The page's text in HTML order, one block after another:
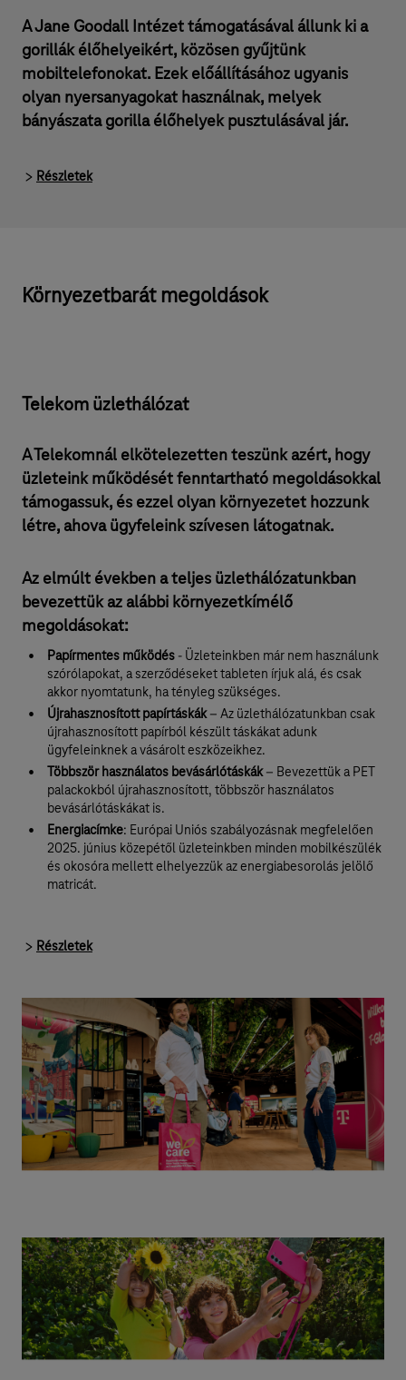
A Jane Goodall Intézet támogatásával állunk ki a
gorillák élőhelyeikért, közösen gyűjtünk
mobiltelefonokat. Ezek előállításához ugyanis
olyan nyersanyagokat használnak, melyek
bányászata gorilla élőhelyek pusztulásával jár.
Részletek
Környezetbarát megoldások
Telekom üzlethálózat
A Telekomnál elkötelezetten teszünk azért, hogy
üzleteink működését fenntartható megoldásokkal
támogassuk, és ezzel olyan környezetet hozzunk
létre, ahova ügyfeleink szívesen látogatnak.
Az elmúlt években a teljes üzlethálózatunkban
bevezettük az alábbi környezetkímélő
megoldásokat:
Papírmentes működés - Üzleteinkben már nem használunk
szórólapokat, a szerződéseket tableten írjuk alá, és csak
akkor nyomtatunk, ha tényleg szükséges.
Újrahasznosított papírtáskák– Az üzlethálózatunkban csak
újrahasznosított papírból készült táskákat adunk
ügyfeleinknek a vásárolt eszközeikhez.
Többször használatos bevásárlótáskák– Bevezettük a PET
palackokból újrahasznosított, többször használatos
bevásárlótáskákat is.
Energiacímke: Európai Uniós szabályozásnak megfelelően
2025. június közepétől üzleteinkben minden mobilkészülék
és okosóra mellett elhelyezzük az energiabesorolás jelölő
matricát.
Részletek